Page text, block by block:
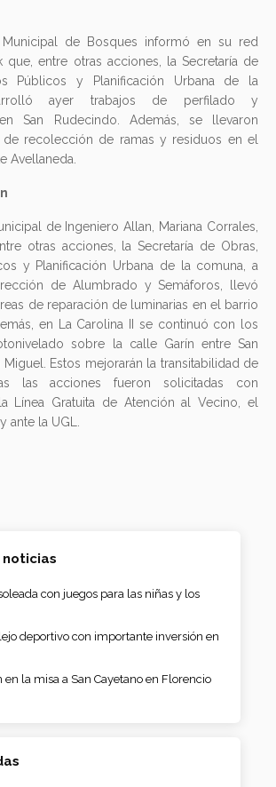
Municipal de Bosques informó en su red
que, entre otras acciones, la Secretaría de
Públicos y Planificación Urbana de la
ayer trabajos de perfilado y
San Rudecindo. Además, se llevaron
de recolección de ramas y residuos en el
Avellaneda.
de Ingeniero Allan, Mariana Corrales,
otras acciones, la Secretaría de Obras,
y Planificación Urbana de la comuna, a
de Alumbrado y Semáforos, llevó
de reparación de luminarias en el barrio
en La Carolina II se continuó con los
sobre la calle Garín entre San
Miguel. Estos mejorarán la transitabilidad de
las acciones fueron solicitadas con
Línea Gratuita de Atención al Vecino, el
ante la UGL.
con juegos para las niñas y los
deportivo con importante inversión en
en la misa a San Cayetano en Florencio